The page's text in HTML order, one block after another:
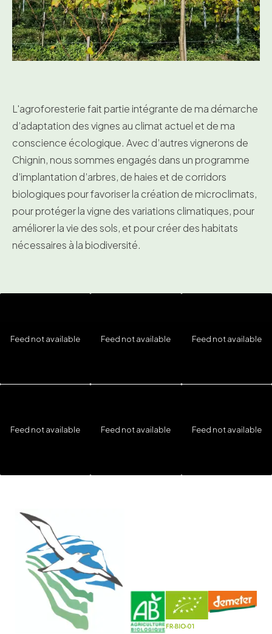
L'agroforesterie fait partie intégrante de ma démarche
d’adaptation des vignes au climat actuel et de ma
conscience écologique. Avec d’autres vignerons de
Chignin, nous sommes engagés dans un programme
d’implantation d’arbres, de haies et de corridors
biologiques pour favoriser la création de microclimats,
pour protéger la vigne des variations climatiques, pour
améliorer la vie des sols, et pour créer des habitats
nécessaires à la biodiversité.
Feed not available Feed not available Feed not available
Feed not available Feed not available Feed not available